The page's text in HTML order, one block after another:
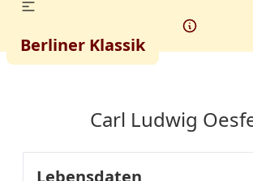
Berliner Klassik
Carl Ludwig
Lebensdaten